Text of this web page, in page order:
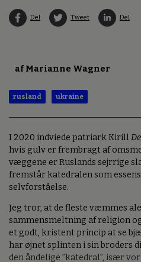
Del Tweet Del
af Marianne Wagner
rusland ukraine
I 2020 indviede patriark Kirill
hvis gulv er frembragt af
væggene er Ruslands sejrrige
fremstår katedralen som
selvforståelse.
Jeg tror, at de fleste væmmes
sammensmeltning af religion
et godt, kristent princip at se
har øjnet splinten i sin broders
den åndelige ”katedral”, især